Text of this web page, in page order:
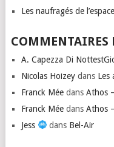
Les naufragés de l’espace
COMMENTAIRES
A. Capezza Di
Nicolas Hoizeydans Les
Franck Méedans Athos
Franck Méedans Athos
Jess
dans Bel-Air